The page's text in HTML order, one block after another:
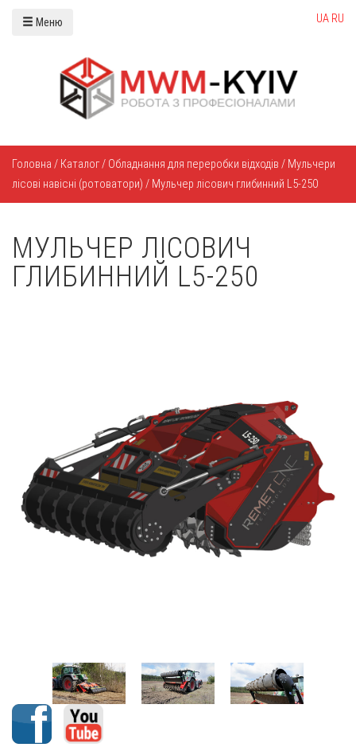
Меню UA RU
Головна / Каталог/ Обладнання для переробки відходів / Мульчери
лісові навісні (ротоватори) / Мульчер лісович глибинний L5-250
МУЛЬЧЕР ЛІСОВИЧ
ГЛИБИННИЙ L5-250